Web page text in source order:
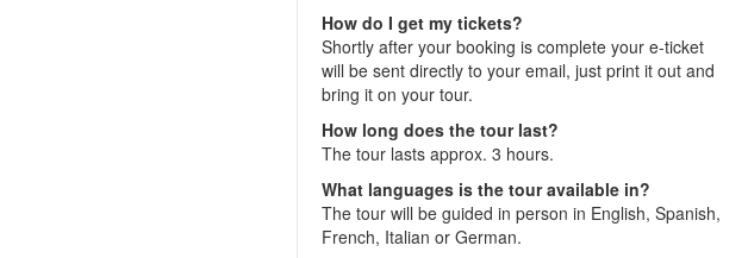
How do I get my tickets?
Shortly after your booking is complete your e-ticket
will be sent directly to your email, just print it out and
bring it on your tour.
How long does the tour last?
The tour lasts approx. 3 hours.
What languages is the tour available in?
The tour will be guided in person in English, Spanish,
French, Italian or German.